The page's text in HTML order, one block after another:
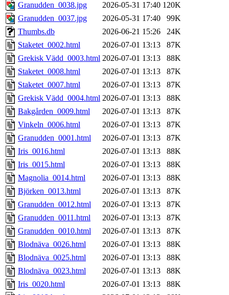
Granudden_0038.jpg
2026-05-31 17:40 120K
Granudden_0037.jpg
2026-05-31 17:40
99K
Thumbs.db
2026-06-21 15:26
24K
Staketet_0002.html
2026-07-01 13:13
87K
Grekisk Vädd_0003.html 2026-07-01 13:13
88K
Staketet_0008.html
2026-07-01 13:13
87K
Staketet_0007.html
2026-07-01 13:13
87K
Grekisk Vädd_0004.html 2026-07-01 13:13
88K
Bakgården_0009.html
2026-07-01 13:13
87K
Vinkeln_0006.html
2026-07-01 13:13
87K
Granudden_0001.html
2026-07-01 13:13
87K
Iris_0016.html
2026-07-01 13:13
88K
Iris_0015.html
2026-07-01 13:13
88K
Magnolia_0014.html
2026-07-01 13:13
88K
Björken_0013.html
2026-07-01 13:13
87K
Granudden_0012.html
2026-07-01 13:13
87K
Granudden_0011.html
2026-07-01 13:13
87K
Granudden_0010.html
2026-07-01 13:13
87K
Blodnäva_0026.html
2026-07-01 13:13
88K
Blodnäva_0025.html
2026-07-01 13:13
88K
Blodnäva_0023.html
2026-07-01 13:13
88K
Iris_0020.html
2026-07-01 13:13
88K